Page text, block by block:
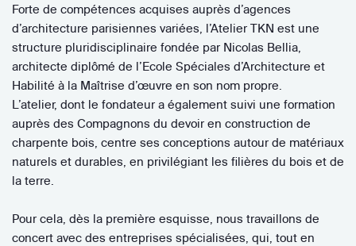
Forte de compétences acquises auprès d’agences
d’architecture parisiennes variées, l’Atelier TKN est une
structure pluridisciplinaire fondée par Nicolas Bellia,
architecte diplômé de l’Ecole Spéciales d’Architecture et
Habilité à la Maîtrise d’œuvre en son nom propre.
L’atelier, dont le fondateur a également suivi une formation
auprès des Compagnons du devoir en construction de
charpente bois, centre ses conceptions autour de matériaux
naturels et durables, en privilégiant les filières du bois et de
la terre.
Pour cela, dès la première esquisse, nous travaillons de
concert avec des entreprises spécialisées, qui, tout en